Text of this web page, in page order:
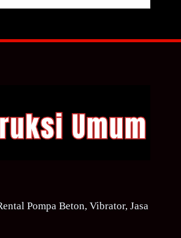
Pompa Beton, Vibrator, Jasa